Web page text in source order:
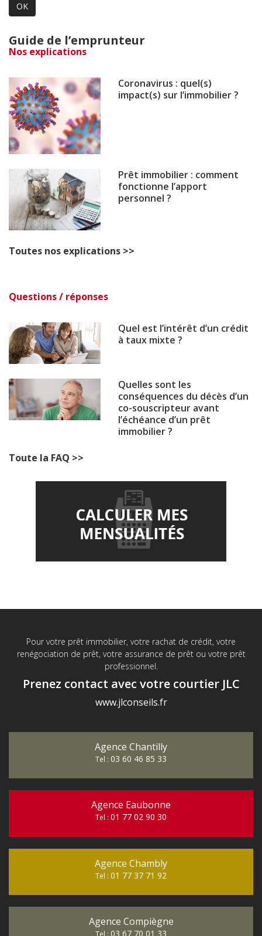
OK
Guide de l’emprunteur
Nos explications
Coronavirus : quel(s)
impact(s) sur l’immobilier ?
Prêt immobilier : comment
fonctionne l’apport
personnel ?
Toutes nos explications >>
Questions / réponses
Quel est l’intérêt d’un crédit
à taux mixte ?
Quelles sont les
conséquences du décès d’un
co-souscripteur avant
l’échéance d’un prêt
immobilier ?
Toute la FAQ >>
Pour votre prêt immobilier, votre rachat de crédit, votre
renégociation de prêt, votre assurance de prêt ou votre prêt
professionnel.
Prenez contact avec votre courtier JLC
www.jlconseils.fr
Agence Chantilly
Tel : 03 60 46 85 33
Agence Eaubonne
Tel : 01 77 02 90 30
Agence Chambly
Tel : 01 77 37 71 92
Agence Compiègne
03 67 70 01 33